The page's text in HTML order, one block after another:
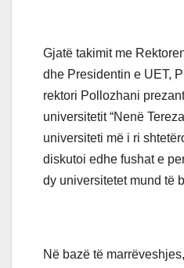
Gjatë takimit me
dhe Presidentin e UET,
rektori Pollozhani
universitetit “Nenë
universiteti më i ri
diskutoi edhe fushat e
dy universitetet mund të
Në bazë të